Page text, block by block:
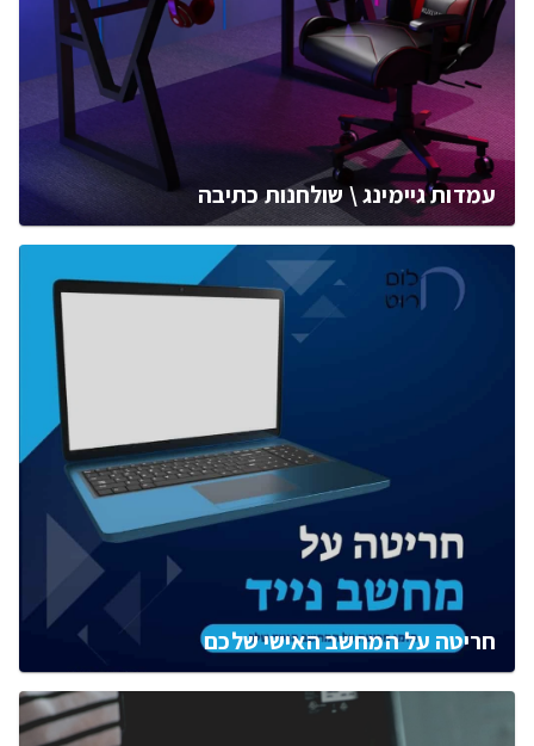
עמדות גיימינג \ שולחנות כתיבה
חריטה על המחשב האישי שלכם